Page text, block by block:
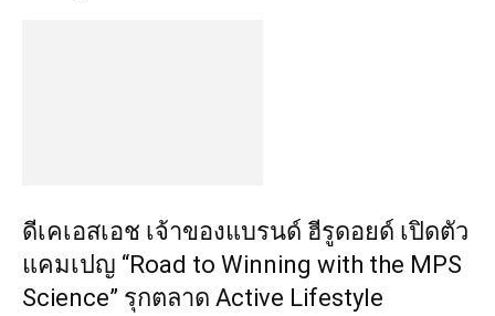
ดีเคเอสเอช เจ้าของแบรนด์ ฮีรูดอยด์ เปิดตัว
แคมเปญ “Road to Winning with the MPS
Science” รุกตลาด Active Lifestyle